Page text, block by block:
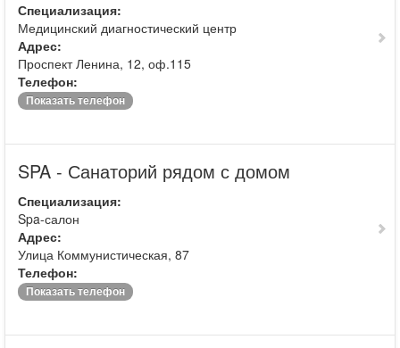
Специализация:
Медицинский диагностический центр
Адрес:
Проспект Ленина, 12, оф.115
Телефон:
Показать телефон
SPA - Санаторий рядом с домом
Специализация:
Spa-салон
Адрес:
Улица Коммунистическая, 87
Телефон:
Показать телефон